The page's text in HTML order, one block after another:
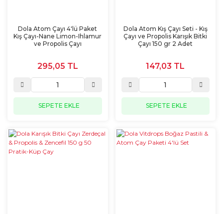
Dola Atom Çayı 4'lü Paket
Kış Çayı-Nane Limon-Ihlamur
ve Propolis Çayı
295,05 TL
SEPETE EKLE
Dola Atom Kış Çayı Seti - Kış
Çayı ve Propolis Karışık Bitki
Çayı 150 gr 2 Adet
147,03 TL
SEPETE EKLE